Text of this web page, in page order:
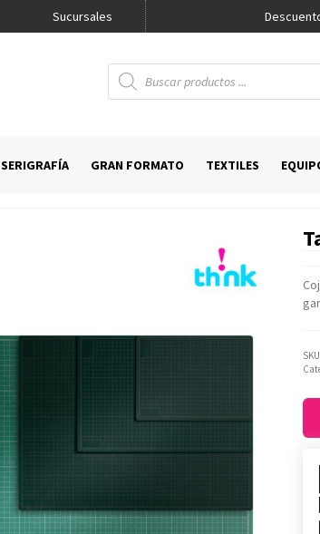
Sucursales
Búsqueda
de
productos
SERIGRAFÍA GRAN FORMATO TEXTILES